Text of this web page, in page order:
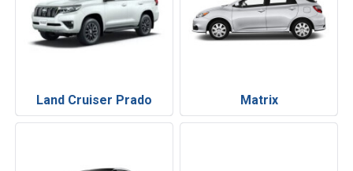
Land Cruiser Prado Matrix